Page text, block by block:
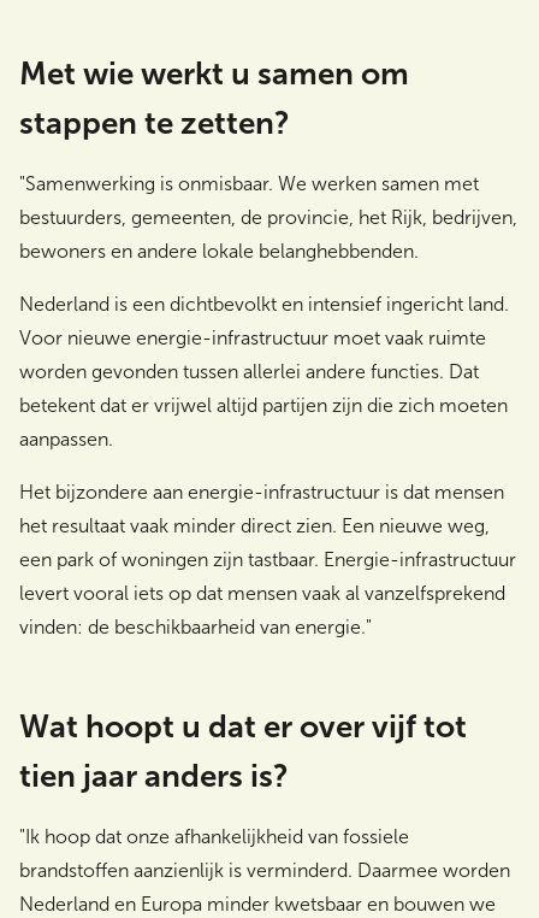
Met wie werkt u samen om
stappen te zetten?
"Samenwerking is onmisbaar. We werken samen met
bestuurders, gemeenten, de provincie, het Rijk, bedrijven,
bewoners en andere lokale belanghebbenden.
Nederland is een dichtbevolkt en intensief ingericht land.
Voor nieuwe energie-infrastructuur moet vaak ruimte
worden gevonden tussen allerlei andere functies. Dat
betekent dat er vrijwel altijd partijen zijn die zich moeten
aanpassen.
Het bijzondere aan energie-infrastructuur is dat mensen
het resultaat vaak minder direct zien. Een nieuwe weg,
een park of woningen zijn tastbaar. Energie-infrastructuur
levert vooral iets op dat mensen vaak al vanzelfsprekend
vinden: de beschikbaarheid van energie."
Wat hoopt u dat er over vijf tot
tien jaar anders is?
"Ik hoop dat onze afhankelijkheid van fossiele
brandstoffen aanzienlijk is verminderd. Daarmee worden
Nederland en Europa minder kwetsbaar en bouwen we